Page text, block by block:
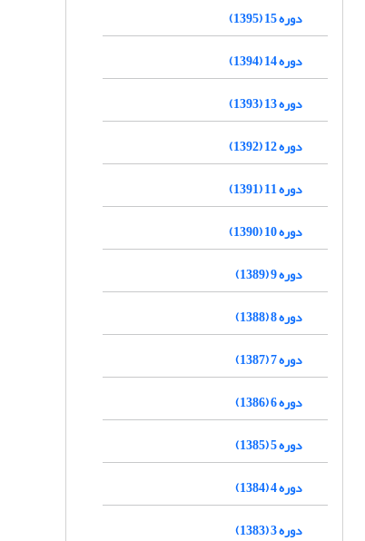
دوره 15 (1395)
دوره 14 (1394)
دوره 13 (1393)
دوره 12 (1392)
دوره 11 (1391)
دوره 10 (1390)
دوره 9 (1389)
دوره 8 (1388)
دوره 7 (1387)
دوره 6 (1386)
دوره 5 (1385)
دوره 4 (1384)
دوره 3 (1383)